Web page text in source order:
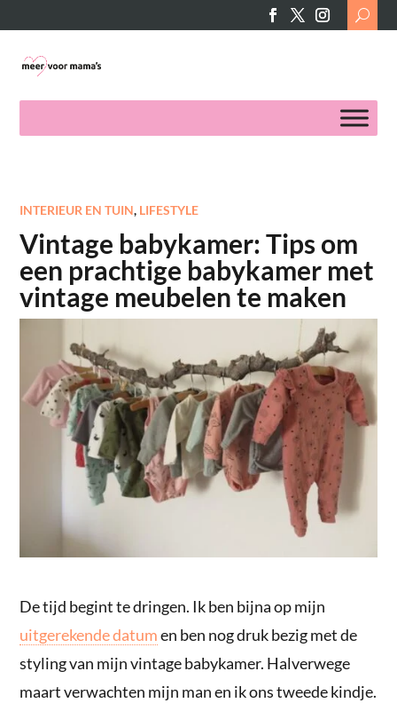
Search
for:
INTERIEUR EN TUIN, LIFESTYLE
Vintage babykamer: Tips om
een prachtige babykamer met
vintage meubelen te maken
De tijd begint te dringen. Ik ben bijna op mijn
uitgerekende datumen ben nog druk bezig met de
styling van mijn vintage babykamer. Halverwege
maart verwachten mijn man en ik ons tweede kindje.